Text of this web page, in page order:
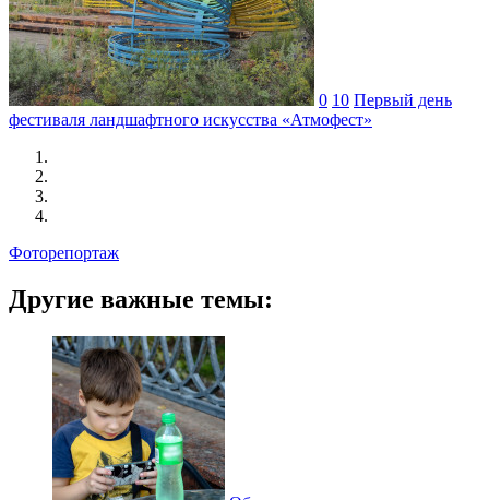
0 10 Первый день
фестиваля ландшафтного искусства «Атмофест»
Фоторепортаж
Другие важные темы: